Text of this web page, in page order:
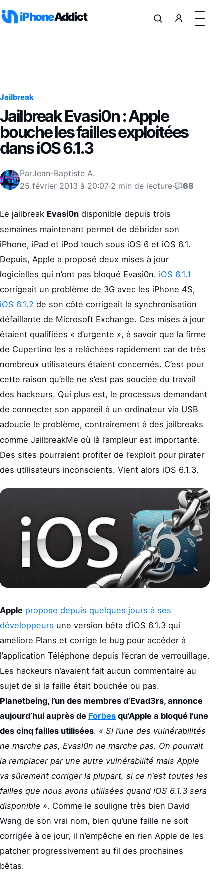
iPhoneAddict
Jailbreak
Jailbreak Evasi0n : Apple
bouche les failles exploitées
dans iOS 6.1.3
ParJean-Baptiste A.
25 février 2013 à 20:07·2 min de lecture· 68
Le jailbreak Evasi0n disponible depuis trois
semaines maintenant permet de débrider son
iPhone, iPad et iPod touch sous iOS 6 et iOS 6.1.
Depuis, Apple a proposé deux mises à jour
logicielles qui n’ont pas bloqué Evasi0n. iOS 6.1.1
corrigeait un problème de 3G avec les iPhone 4S,
iOS 6.1.2 de son côté corrigeait la synchronisation
défaillante de Microsoft Exchange. Ces mises à jour
étaient qualifiées « d’urgente », à savoir que la firme
de Cupertino les a relâchées rapidement car de très
nombreux utilisateurs étaient concernés. C’est pour
cette raison qu’elle ne s’est pas souciée du travail
des hackeurs. Qui plus est, le processus demandant
de connecter son appareil à un ordinateur via USB
adoucie le problème, contrairement à des jailbreaks
comme JailbreakMe où là l’ampleur est importante.
Des sites pourraient profiter de l’exploit pour pirater
des utilisateurs inconscients. Vient alors iOS 6.1.3.
Apple propose depuis quelques jours à ses
développeurs une version bêta d’iOS 6.1.3 qui
améliore Plans et corrige le bug pour accéder à
l’application Téléphone depuis l’écran de verrouillage.
Les hackeurs n’avaient fait aucun commentaire au
sujet de si la faille était bouchée ou pas.
Planetbeing, l’un des membres d’Evad3rs, annonce
aujourd’hui auprès de Forbes qu’Apple a bloqué l’une
des cinq failles utilisées. « Si l’une des vulnérabilités
ne marche pas, Evasi0n ne marche pas. On pourrait
la remplacer par une autre vulnérabilité mais Apple
va sûrement corriger la plupart, si ce n’est toutes les
failles que nous avons utilisées quand iOS 6.1.3 sera
disponible ». Comme le souligne très bien David
Wang de son vrai nom, bien qu’une faille ne soit
corrigée à ce jour, il n’empêche en rien Apple de les
patcher progressivement au fil des prochaines
bêtas.